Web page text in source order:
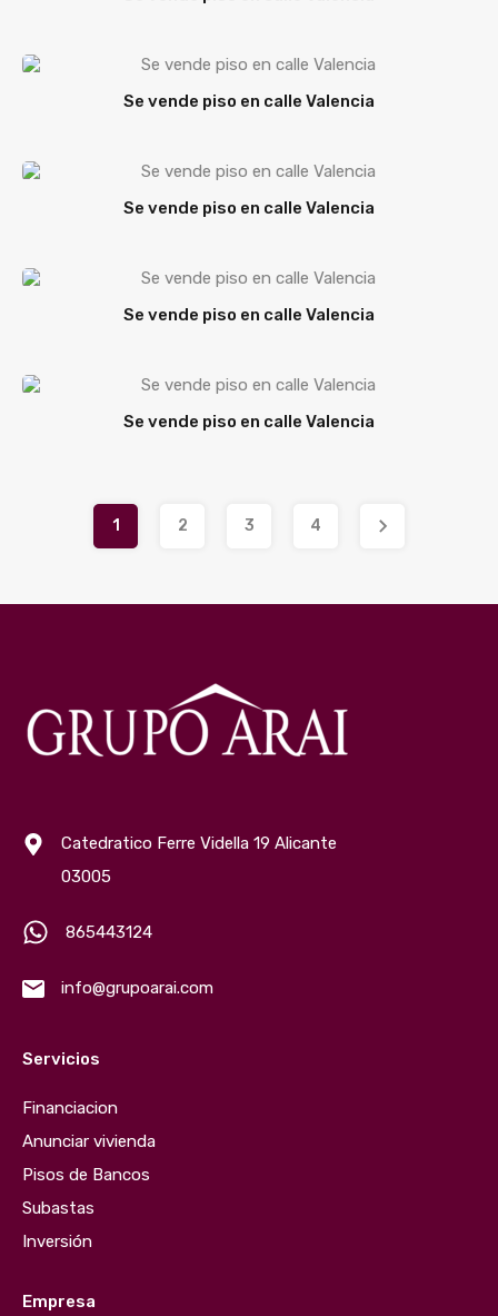
Se vende piso en calle Valencia
Se vende piso en calle Valencia
Se vende piso en calle Valencia
Se vende piso en calle Valencia
1 2 3 4
Catedratico Ferre Vidella 19 Alicante
03005
865443124
info@grupoarai.com
Servicios
Financiacion
Anunciar vivienda
Pisos de Bancos
Subastas
Inversión
Empresa